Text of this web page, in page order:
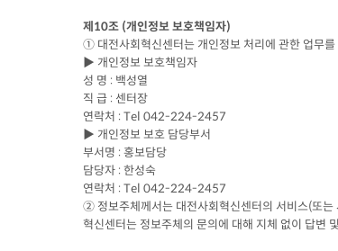
제10조 (개인정보 보호책임자)
① 대전사회혁신센터는 개인정보 처리에 관한 업무
▶ 개인정보 보호책임자
성 명 : 백성열
직 급 : 센터장
연락처 : Tel 042-224-2457
▶ 개인정보 보호 담당부서
부서명 : 홍보담당
담당자 : 한성숙
연락처 : Tel 042-224-2457
② 정보주체께서는 대전사회혁신센터의 서비스(또는
혁신센터는 정보주체의 문의에 대해 지체 없이 답변